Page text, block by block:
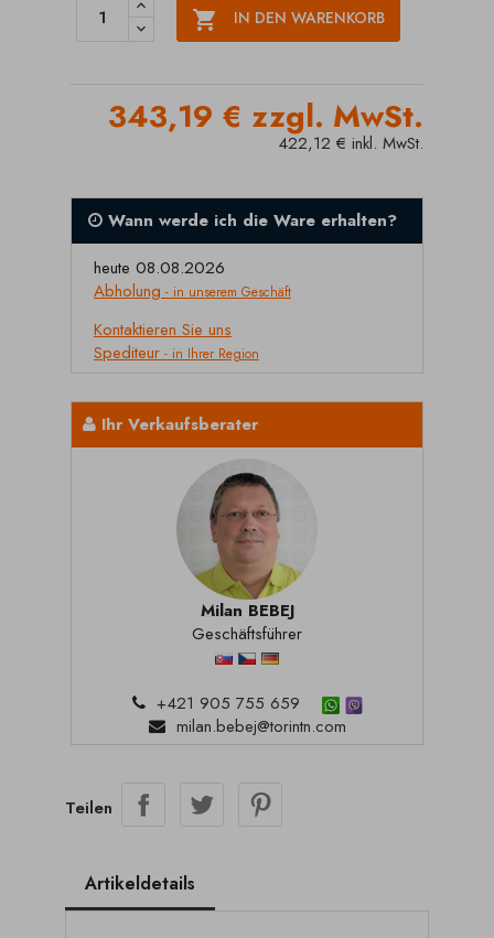
 IN DEN WARENKORB
343,19 € zzgl. MwSt.
422,12 € inkl. MwSt.
Wann werde ich die Ware erhalten?
heute 08.08.2026
Abholung - in unserem Geschäft
Kontaktieren Sie uns
Spediteur - in Ihrer Region
Ihr Verkaufsberater
Milan BEBEJ
Geschäftsführer
+421 905 755 659
milan.bebej@torintn.com
Teilen
Artikeldetails